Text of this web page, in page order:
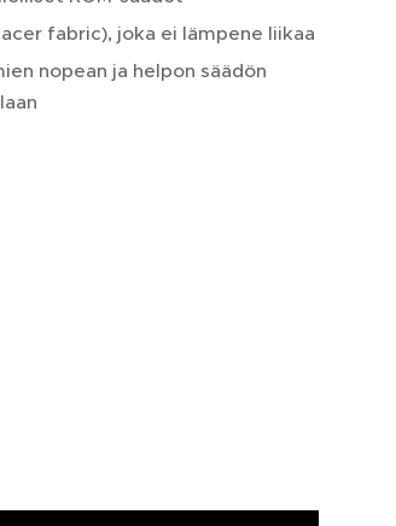
fabric), joka ei lämpene liikaa
nopean ja helpon säädön